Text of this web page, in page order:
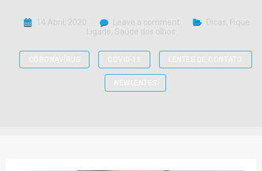
14 Abril, 2020 Leave a comment Dicas, Fique
Ligado, Saúde dos olhos
CORONAVÍRUS COVID-19 LENTES DE CONTATO
NEWLENTES